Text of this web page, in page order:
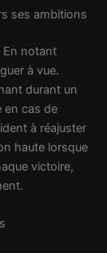
ses ambitions
En notant
à vue.
durant un
en cas de
à réajuster
haute lorsque
victoire,